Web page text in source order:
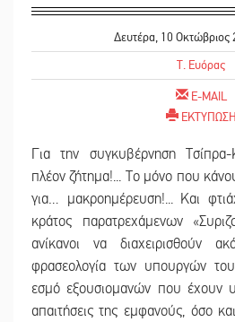
Δευτέρα, 10 Οκτώβριος
T. Ευόρας
E-MAIL
ΕΚΤΥΠΩΣΗ
Για την συγκυβέρνηση Τσίπρα-
πλέον ζήτημα!... Το μόνο που
για… μακροημέρευση!... Και
κράτος παρατρεχάμενων
ανίκανοι να διαχειρισθούν
φρασεολογία των υπουργών
εσμό εξουσιομανών που έχουν
απαιτήσεις της εμφανούς, όσο